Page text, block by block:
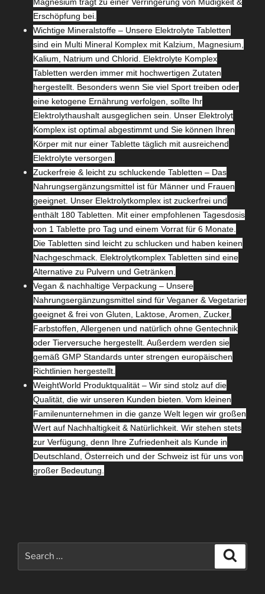
Erschöpfung bei.
Wichtige Mineralstoffe – Unsere Elektrolyte Tabletten
sind ein Multi Mineral Komplex mit Kalzium, Magnesium,
Kalium, Natrium und Chlorid. Elektrolyte Komplex
Tabletten werden immer mit hochwertigen Zutaten
hergestellt. Besonders wenn Sie viel Sport treiben oder
eine ketogene Ernährung verfolgen, sollte Ihr
Elektrolythaushalt ausgeglichen sein. Unser Elektrolyt
Komplex ist optimal abgestimmt und Sie können Ihren
Körper mit nur einer Tablette täglich mit ausreichend
Elektrolyte versorgen.
Zuckerfreie & leicht zu schluckende Tabletten – Das
Nahrungsergänzungsmittel ist für Männer und Frauen
geeignet. Unser Elektrolytkomplex ist zuckerfrei und
enthält 180 Tabletten. Mit einer empfohlenen Tagesdosis
von 1 Tablette pro Tag und einem Vorrat für 6 Monate.
Die Tabletten sind leicht zu schlucken und haben keinen
Nachgeschmack. Elektrolytkomplex Tabletten sind eine
Alternative zu Pulvern und Getränken.
Vegan & nachhaltige Verpackung – Unsere
Nahrungsergänzungsmittel sind für Veganer & Vegetarier
geeignet & frei von Gluten, Laktose, Aromen, Zucker,
Farbstoffen, Allergenen und natürlich ohne Gentechnik
oder Tierversuche hergestellt. Außerdem werden sie
gemäß GMP Standards unter strengen europäischen
Richtlinien hergestellt.
WeightWorld Produktqualität – Wir sind stolz auf die
Qualität, die wir unseren Kunden bieten. Vom kleinen
Familenunternehmen in die ganze Welt legen wir großen
Wert auf Nachhaltigkeit & Natürlichkeit. Wir stehen stets
zur Verfügung, denn Ihre Zufriedenheit als Kunde in
Deutschland, Österreich und der Schweiz ist für uns von
großer Bedeutung.